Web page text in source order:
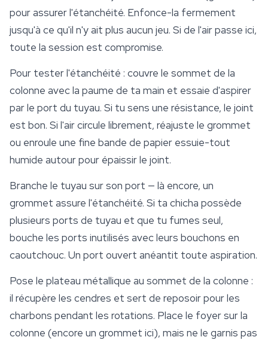
pour assurer l'étanchéité. Enfonce-la fermement
jusqu'à ce qu'il n'y ait plus aucun jeu. Si de l'air passe ici,
toute la session est compromise.
Pour tester l'étanchéité : couvre le sommet de la
colonne avec la paume de ta main et essaie d'aspirer
par le port du tuyau. Si tu sens une résistance, le joint
est bon. Si l'air circule librement, réajuste le grommet
ou enroule une fine bande de papier essuie-tout
humide autour pour épaissir le joint.
Branche le tuyau sur son port — là encore, un
grommet assure l'étanchéité. Si ta chicha possède
plusieurs ports de tuyau et que tu fumes seul,
bouche les ports inutilisés avec leurs bouchons en
caoutchouc. Un port ouvert anéantit toute aspiration.
Pose le plateau métallique au sommet de la colonne :
il récupère les cendres et sert de reposoir pour les
charbons pendant les rotations. Place le foyer sur la
colonne (encore un grommet ici), mais ne le garnis pas